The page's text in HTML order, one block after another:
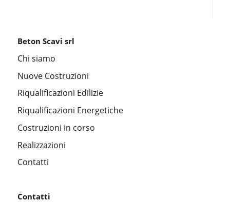
Beton Scavi srl
Chi siamo
Nuove Costruzioni
Riqualificazioni Edilizie
Riqualificazioni Energetiche
Costruzioni in corso
Realizzazioni
Contatti
Contatti